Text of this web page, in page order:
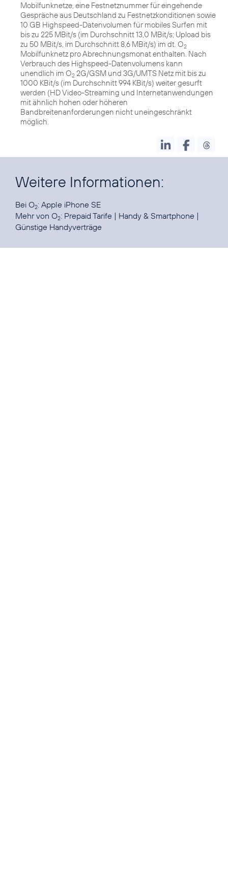
Mobilfunknetze, eine Festnetznummer für eingehende
Gespräche aus Deutschland zu Festnetzkonditionen sowie
10 GB Highspeed-Datenvolumen für mobiles Surfen mit
bis zu 225 MBit/s (im Durchschnitt 13,0 MBit/s; Upload bis
zu 50 MBit/s, im Durchschnitt 8,6 MBit/s) im dt. O2
Mobilfunknetz pro Abrechnungsmonat enthalten. Nach
Verbrauch des Highspeed-Datenvolumens kann
unendlich im O2 2G/GSM und 3G/UMTS Netz mit bis zu
1000 KBit/s (im Durchschnitt 994 KBit/s) weiter gesurft
werden (HD Video-Streaming und Internetanwendungen
mit ähnlich hohen oder höheren
Bandbreitenanforderungen nicht uneingeschränkt
möglich.
Weitere Informationen:
Bei O2: Apple iPhone SE
Mehr von O2: Prepaid Tarife | Handy & Smartphone |
Günstige Handyverträge